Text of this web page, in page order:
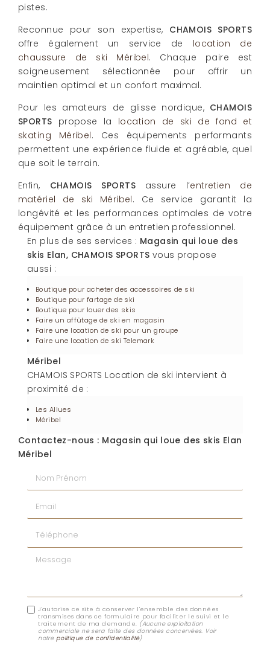
pistes.
Reconnue pour son expertise, CHAMOIS SPORTS
offre également un service de location de
chaussure de ski Méribel. Chaque paire est
soigneusement sélectionnée pour offrir un
maintien optimal et un confort maximal.
Pour les amateurs de glisse nordique, CHAMOIS
SPORTS propose la location de ski de fond et
skating Méribel. Ces équipements performants
permettent une expérience fluide et agréable, quel
que soit le terrain.
Enfin, CHAMOIS SPORTS assure l’entretien de
matériel de ski Méribel. Ce service garantit la
longévité et les performances optimales de votre
équipement grâce à un entretien professionnel.
En plus de ses services : Magasin qui loue des
skis Elan, CHAMOIS SPORTS vous propose
aussi :
Boutique pour acheter des accessoires de ski
Boutique pour fartage de ski
Boutique pour louer des skis
Faire un affûtage de ski en magasin
Faire une location de ski pour un groupe
Faire une location de ski Telemark
Méribel
CHAMOIS SPORTS Location de ski intervient à
proximité de :
Les Allues
Méribel
Contactez-nous : Magasin qui loue des skis Elan
Méribel
Nom Prénom
Email
Téléphone
Message
J'autorise ce site à conserver l'ensemble des données
transmises dans ce formulaire pour faciliter le suivi et le
traitement de ma demande. (Aucune exploitation
commerciale ne sera faite des données concervées. Voir
notre politique de confidentialité)